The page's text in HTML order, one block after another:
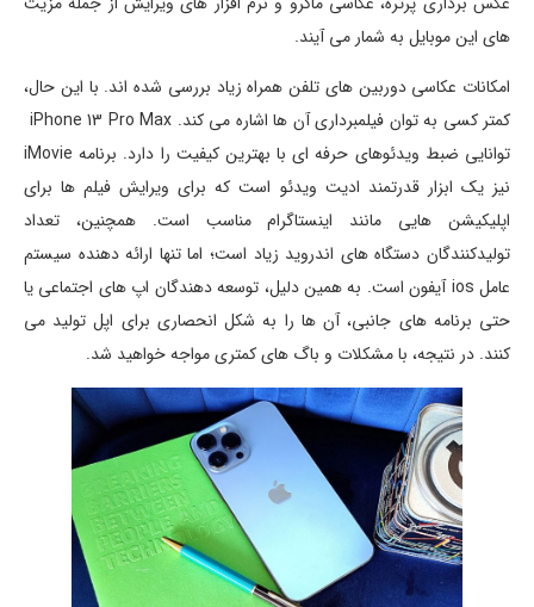
های این موبایل به شمار می آیند.
امکانات عکاسی دوربین های تلفن همراه زیاد بررسی شده اند. با این حال،
توانایی ضبط ویدئوهای حرفه ای با بهترین کیفیت را دارد. برنامه iMovie
نیز یک ابزار قدرتمند ادیت ویدئو است که برای ویرایش فیلم ها برای
اپلیکیشن هایی مانند اینستاگرام مناسب است. همچنین، تعداد
تولیدکنندگان دستگاه های اندروید زیاد است؛ اما تنها ارائه دهنده سیستم
عامل ios آیفون است. به همین دلیل، توسعه دهندگان اپ های اجتماعی یا
حتی برنامه های جانبی، آن ها را به شکل انحصاری برای اپل تولید می
کنند. در نتیجه، با مشکلات و باگ های کمتری مواجه خواهید شد.